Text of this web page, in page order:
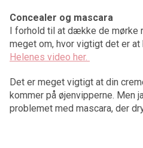
Concealer og mascara
I forhold til at dække de mørke
meget om, hvor vigtigt det er
Helenes video her.
Det er meget vigtigt at din
kommer på øjenvipperne. Men
problemet med mascara, der